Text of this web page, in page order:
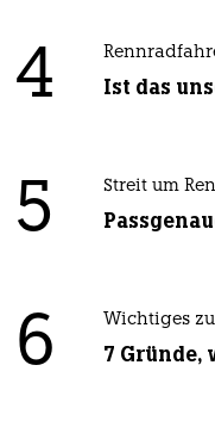
4 Ist das
5 Streit um
6 Wichtiges
7 Gründe,